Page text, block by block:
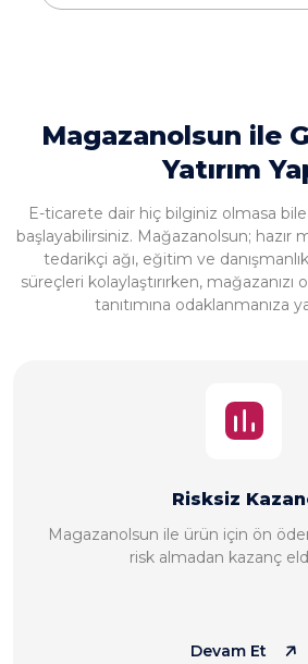
kendime şunu sordum: ‘Bu kadar kişi
doğru adımlardan biri
Magazanolsun ile
Yatırım
E-ticarete dair hiç bilginiz olmasa
başlayabilirsiniz. Mağazanolsun; hazır
tedarikçi ağı, eğitim ve
süreçleri kolaylaştırırken,
tanıtımına odaklanmanıza
Özgürce
Magazanolsun ile
zamanda özgürce çalışmanın
Devam Et